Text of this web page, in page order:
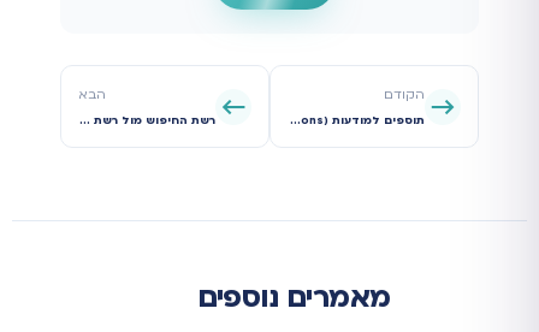
הקודם
תוספים למודעות (Ad Extensions): המדריך להגדלת נראות ו-CTR
הבא
רשת החיפוש מול רשת המדיה (GDN): המדריך המלא למפרסם המתחיל
מאמרים נוספים